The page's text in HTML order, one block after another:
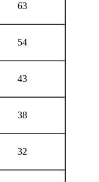
63
54
43
38
32